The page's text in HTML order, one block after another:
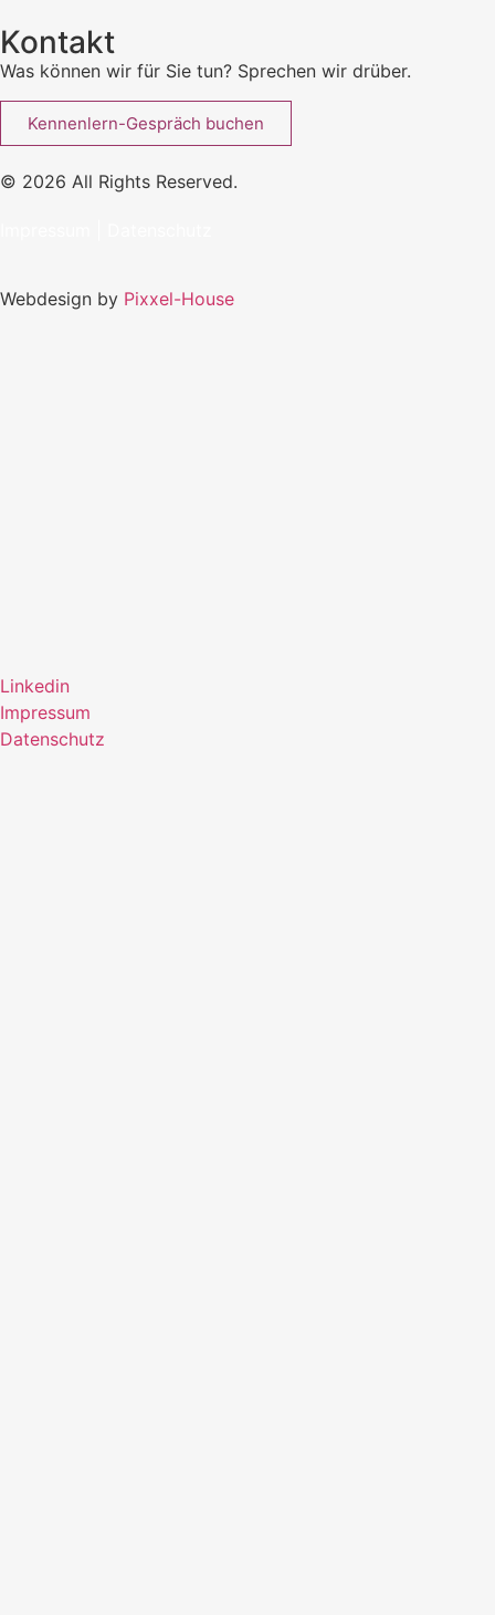
Kontakt
Was können wir für Sie tun? Sprechen wir drüber.
Kennenlern-Gespräch buchen
© 2026 All Rights Reserved.
Webdesign by Pixxel-House
Linkedin
Impressum
Datenschutz